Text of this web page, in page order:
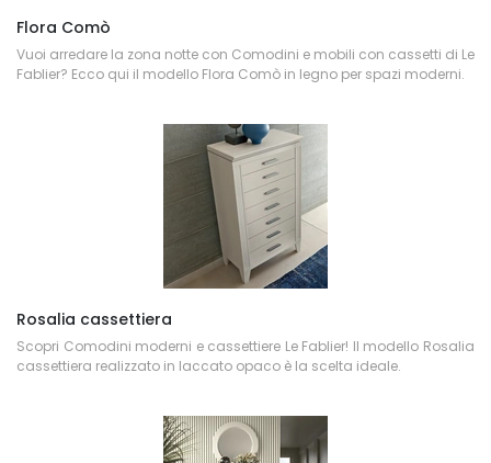
Flora Comò
Vuoi arredare la zona notte con Comodini e mobili con cassetti di Le
Fablier? Ecco qui il modello Flora Comò in legno per spazi moderni.
Rosalia cassettiera
Scopri Comodini moderni e cassettiere Le Fablier! Il modello Rosalia
cassettiera realizzato in laccato opaco è la scelta ideale.